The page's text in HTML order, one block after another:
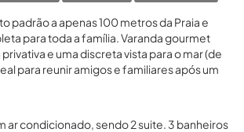
padrão a apenas 100 metros da Praia e
para toda a família. Varanda gourmet
e uma discreta vista para o mar (de
para reunir amigos e familiares após um
ar condicionado, sendo 2 suite. 3 banheiros